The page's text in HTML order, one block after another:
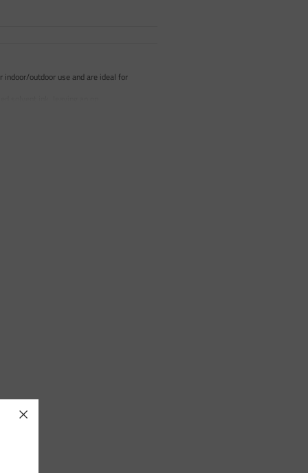
outdoor use and are ideal for